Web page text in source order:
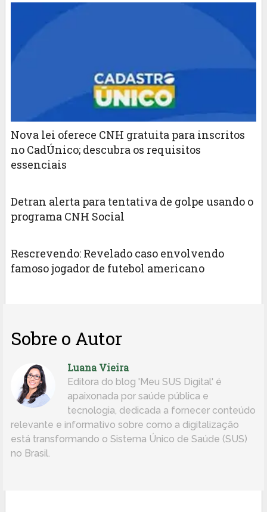
Nova lei oferece CNH gratuita para inscritos
no CadÚnico; descubra os requisitos
essenciais
Detran alerta para tentativa de golpe usando o
programa CNH Social
Rescrevendo: Revelado caso envolvendo
famoso jogador de futebol americano
Sobre o Autor
Luana Vieira
Editora do blog 'Meu SUS Digital' é
apaixonada por saúde pública e
tecnologia, dedicada a fornecer conteúdo
relevante e informativo sobre como a digitalização
está transformando o Sistema Único de Saúde (SUS)
no Brasil.